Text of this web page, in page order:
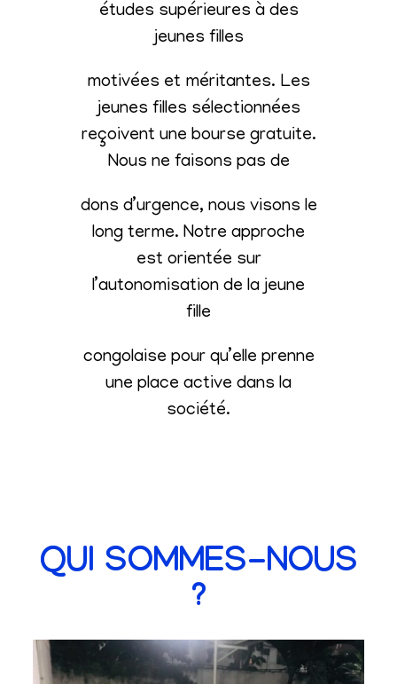
études supérieures à des
jeunes filles
motivées et méritantes. Les
jeunes filles sélectionnées
reçoivent une bourse gratuite.
Nous ne faisons pas de
dons d’urgence, nous visons le
long terme. Notre approche
est orientée sur
l’autonomisation de la jeune
fille
congolaise pour qu’elle prenne
une place active dans la
société.
QUI SOMMES-NOUS
?